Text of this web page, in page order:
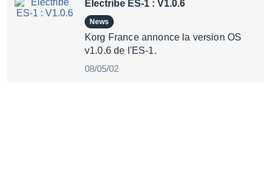
Electribe ES-1 : V1.0.6
News
Korg France annonce la version OS
v1.0.6 de l'ES-1.
08/05/02